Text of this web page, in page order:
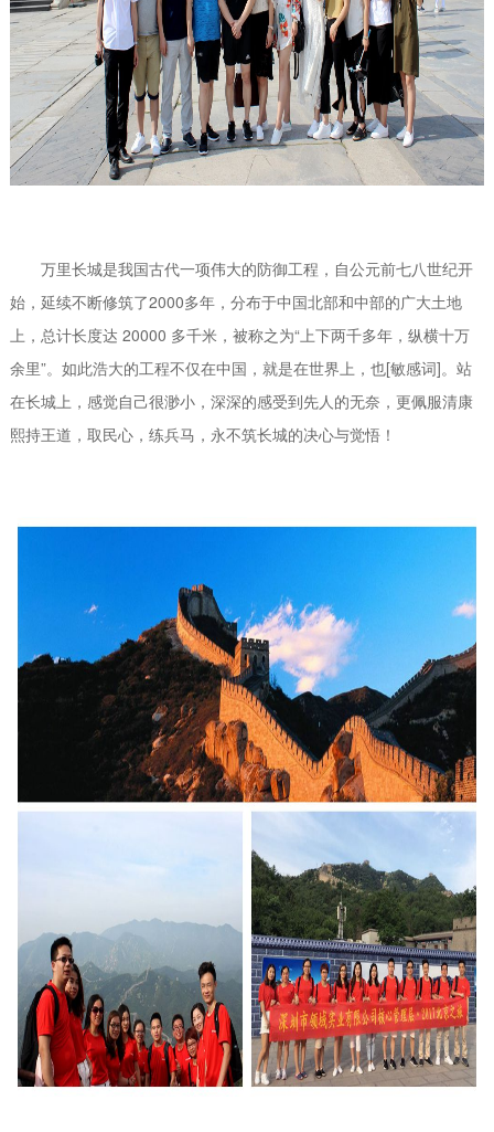
万里长城是我国古代一项伟大的防御工程，自公元前七八世纪开
始，延续不断修筑了2000多年，分布于中国北部和中部的广大土地
上，总计长度达 20000 多千米，被称之为“上下两千多年，纵横十万
余里”。如此浩大的工程不仅在中国，就是在世界上，也[敏感词]。站
在长城上，感觉自己很渺小，深深的感受到先人的无奈，更佩服清康
熙持王道，取民心，练兵马，永不筑长城的决心与觉悟！